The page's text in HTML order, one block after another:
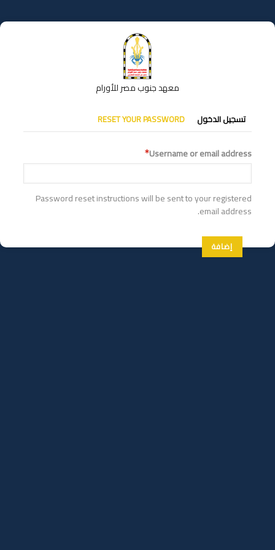
إلى
المحتوى
معهد جنوب مصر للأورام
التبويبات
الأساسية
تسجيل الدخول RESET YOUR PASSWORD
Username or email address
Password reset instructions will be sent to your registered
email address.